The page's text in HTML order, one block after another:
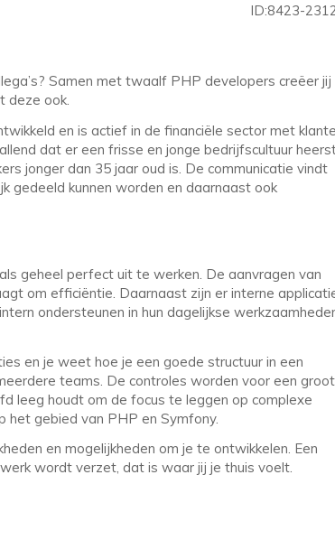
ID:8423-
Samen met twaalf PHP developers creëer jij
deze ook.
en is actief in de financiële sector met
dat er een frisse en jonge bedrijfscultuur
jonger dan 35 jaar oud is. De communicatie vindt
gedeeld kunnen worden en daarnaast ook
geheel perfect uit te werken. De aanvragen van
om efficiëntie. Daarnaast zijn er interne
ondersteunen in hun dagelijkse
en je weet hoe je een goede structuur in een
teams. De controles worden voor een groot
leeg houdt om de focus te leggen op complexe
het gebied van PHP en Symfony.
en mogelijkheden om je te ontwikkelen. Een
wordt verzet, dat is waar jij je thuis voelt.